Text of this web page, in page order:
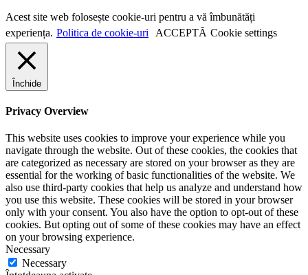
Acest site web folosește cookie-uri pentru a vă îmbunătăți
experiența. Politica de cookie-uri ACCEPTĂ Cookie settings
Închide
Privacy Overview
This website uses cookies to improve your experience while you
navigate through the website. Out of these cookies, the cookies that
are categorized as necessary are stored on your browser as they are
essential for the working of basic functionalities of the website. We
also use third-party cookies that help us analyze and understand how
you use this website. These cookies will be stored in your browser
only with your consent. You also have the option to opt-out of these
cookies. But opting out of some of these cookies may have an effect
on your browsing experience.
Necessary
Necessary